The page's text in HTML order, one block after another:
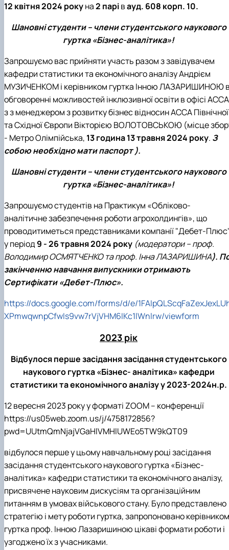
12 квітня 2024 рокуна2 парівауд. 608 корп. 10.
Шановні студенти – члени студентського наукового
гуртка «Бізнес-аналітика»!
Запрошуємо вас прийняти участь разом ззавідувачем
кафедри статистики та економічного аналізуАндрієм
МУЗИЧЕНКОМі керівником гуртка Інною ЛАЗАРИШИНОЮ
обговоренні можливостей інклюзивної освіти в офісі АССА
з зменеджером з розвитку бізнес відносин АССА Північної
та Східної Європи Вікторією ВОЛОТОВСЬКОЮ (місце
- Метро Олімпійська, 13 година 13 травня 2024 року. З
собою необхідно мати паспорт ).
Шановні студенти – члени студентського наукового
гуртка «Бізнес-аналітика»!
Запрошуємо студентів на Практикум «Обліково-
аналітичне забезпечення роботи агрохолдингів», що
проводитиметься представниками компанії "Дебет-
у період9 - 26 травня 2024 року (модератори – проф.
Володимир ОСМЯТЧЕНКО та проф. Інна ЛАЗАРИШИНА).
закінченню навчання випускники отримають
Сертифікати «Дебет-Плюс».
https://docs.google.com/forms/d/e/1
XPmwqwnpCfwIs9vw7rVjVHM6IKc1lWnlrw/viewform
2023 рік
Відбулося перше засідання засідання студентського
наукового гуртка «Бізнес- аналітика» кафедри
статистики та економічного аналізу у 2023-2024н.р.
12 вересня 2023 року у форматі ZOOM– конференції
https://us05web.zoom.us/j/4758172856?
pwd=UUtmQmNjajVGaHlVMHlUWEo5TW9kQT09
відбулося перше у цьому навчальному році засідання
засідання студентського наукового гуртка «Бізнес-
аналітика» кафедри статистики та економічного аналізу,
присвячене науковим дискусіям та організаційним
питанням в умовах військового стану. Було представлено
стратегію і мету роботи гуртка, запропоновано керівником
гуртка проф. Інною Лазаришиною цікаві формати роботи і
узгоджено їх з учасниками.